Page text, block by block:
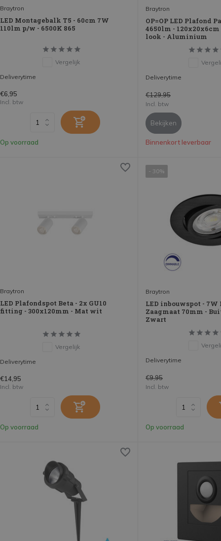
Braytron
LED Montagebalk T5 - 60cm 7W
110lm p/w - 6500K 865
Vergelijk
Deliverytime
€6,95
Incl. btw
Op voorraad
Braytron
OP=OP LED Plafond
4650lm - 120x20x6cm
look - Aluminium
Deliverytime
€129,95
Incl. btw
Bekijken
Binnenkort leverbaar
Braytron
LED Plafondspot Beta - 2x GU10
fitting - 300x120mm - Mat wit
Vergelijk
Deliverytime
€14,95
Incl. btw
Op voorraad
- 30%
Braytron
LED inbouwspot - 7W
Zaagmaat 70mm -
Zwart
Deliverytime
€9,95
Incl. btw
Op voorraad